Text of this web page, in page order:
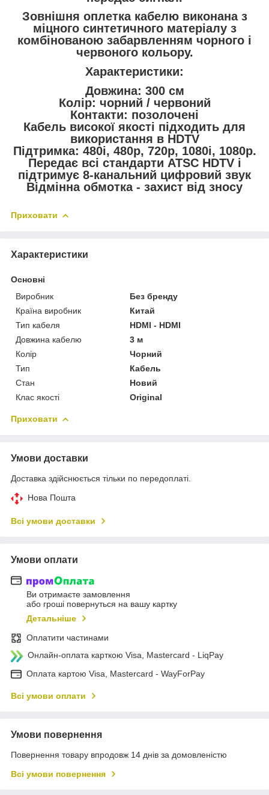
Зовнішня оплетка кабелю виконана з
міцного синтетичного матеріалу з
комбінованою забарвленням чорного і
червоного кольору.
Характеристики:
Довжина: 300 см
Колір: чорний / червоний
Контакти: позолочені
Кабель високої якості підходить для
використання в HDTV
Підтримка: 480i, 480p, 720p, 1080i, 1080p.
Передає всі стандарти ATSC HDTV і
підтримує 8-канальний цифровий звук
Відмінна обмотка - захист від зносу
Приховати
Характеристики
Основні
Виробник
Без бренду
Країна виробник
Китай
Тип кабеля
HDMI - HDMI
Довжина кабелю
3 м
Колір
Чорний
Тип
Кабель
Стан
Новий
Клас якості
Original
Приховати
Умови доставки
Доставка здійснюється тільки по передоплаті.
Нова Пошта
Всі умови доставки
Умови оплати
Ви отримаєте замовлення
або гроші повернуться на вашу картку
Детальніше
Оплатити частинами
Онлайн-оплата карткою Visa, Mastercard - LiqPay
Оплата картою Visa, Mastercard - WayForPay
Всі умови оплати
Умови повернення
Повернення товару впродовж 14 днів за домовленістю
Всі умови повернення